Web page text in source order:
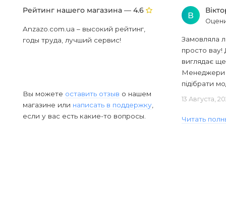
Рейтинг нашего магазина — 4.6
Anzazo.com.ua – высокий рейтинг,
годы труда, лучший сервис!
Вы можете оставить отзыв о нашем
магазине или написать в поддержку
если у вас есть какие-то вопросы.
В
Замовляла
просто вау!
виглядає
Менеджери
підібрати
13 Августа,
Читать